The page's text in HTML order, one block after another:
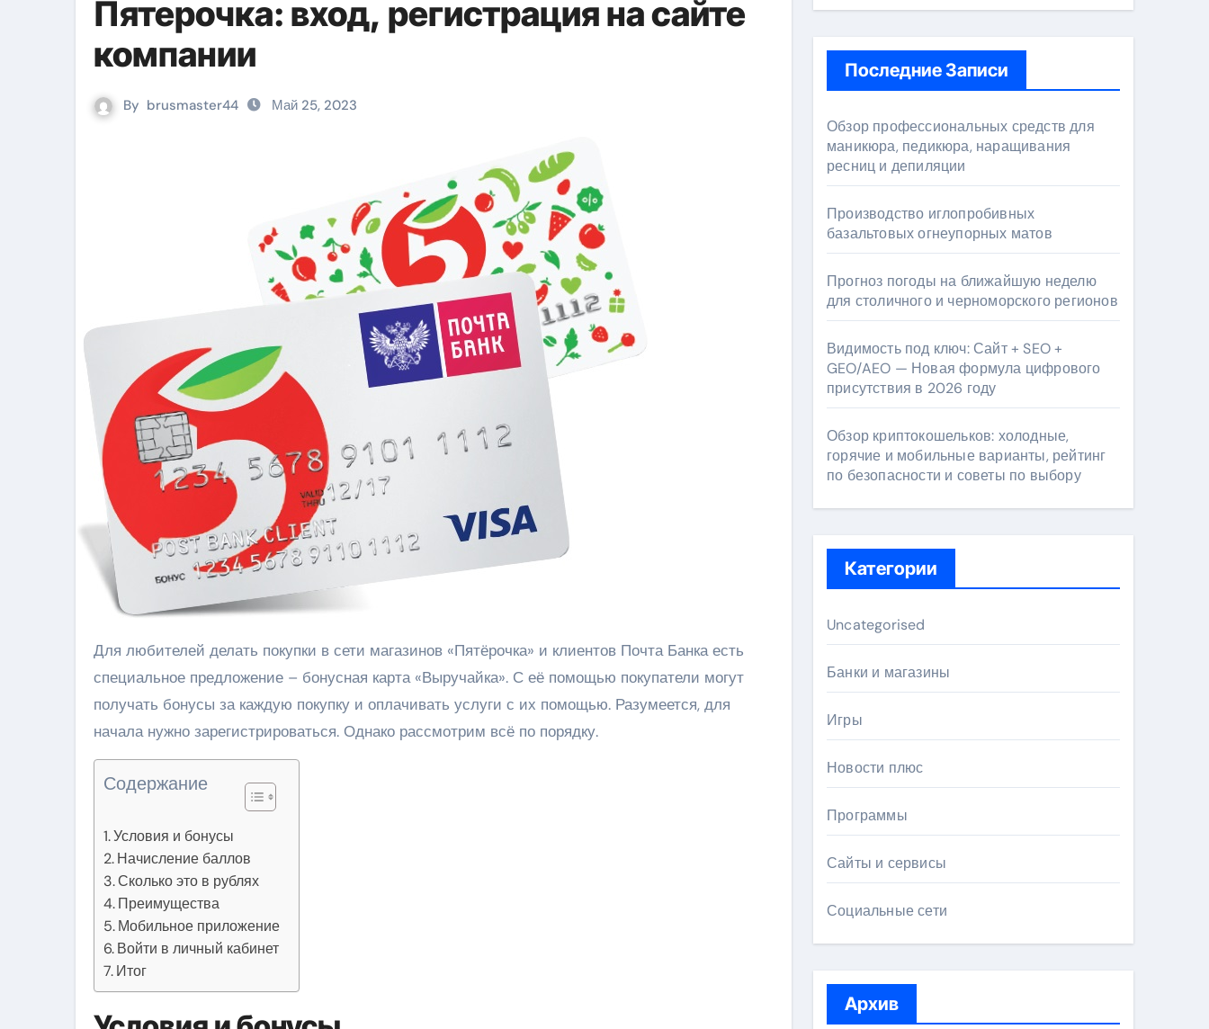
Пятерочка: вход, регистрация на сайте
компании
By brusmaster44 Май 25, 2023
Для любителей делать покупки в сети магазинов «Пятёрочка» и клиентов Почта Банка есть
специальное предложение – бонусная карта «Выручайка». С её помощью покупатели могут
получать бонусы за каждую покупку и оплачивать услуги с их помощью. Разумеется, для
начала нужно зарегистрироваться. Однако рассмотрим всё по порядку.
Содержание
Условия и бонусы
Начисление баллов
Сколько это в рублях
Преимущества
Мобильное приложение
Войти в личный кабинет
Итог
Последние Записи
Обзор профессиональных средств для
маникюра, педикюра, наращивания
ресниц и депиляции
Производство иглопробивных
базальтовых огнеупорных матов
Прогноз погоды на ближайшую неделю
для столичного и черноморского регионов
Видимость под ключ: Сайт + SEO +
GEO/AEO — Новая формула цифрового
присутствия в 2026 году
Обзор криптокошельков: холодные,
горячие и мобильные варианты, рейтинг
по безопасности и советы по выбору
Категории
Uncategorised
Банки и магазины
Игры
Новости плюс
Программы
Сайты и сервисы
Социальные сети
Архив